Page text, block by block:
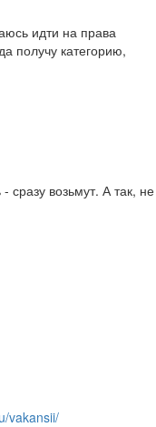
идти на права
получу категорию,
сразу возьмут. А так, не
vakansii/